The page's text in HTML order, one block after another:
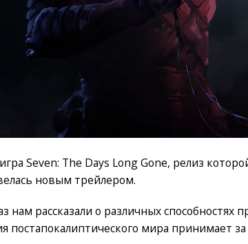
Seven: The Days Long Gone, релиз
новым трейлером.
нам рассказали о различных способностях
постапокалиптического мира принимает